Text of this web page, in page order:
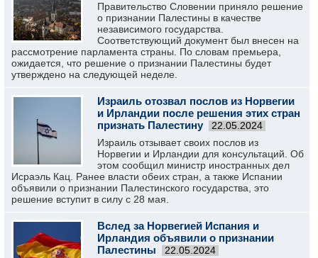
Правительство Словении приняло решение
о признании Палестины в качестве
независимого государства.
Соответствующий документ был внесен на
рассмотрение парламента страны. По словам премьера,
ожидается, что решение о признании Палестины будет
утверждено на следующей неделе.
Израиль отозвал послов из Норвегии
и Ирландии после решения этих стран
признать Палестину
22.05.2024
Израиль отзывает своих послов из
Норвегии и Ирландии для консультаций. Об
этом сообщил министр иностранных дел
Исраэль Кац. Ранее власти обеих стран, а также Испании
объявили о признании Палестинского государства, это
решение вступит в силу с 28 мая.
Вслед за Норвегией Испания и
Ирландия объявили о признании
Палестины
22.05.2024